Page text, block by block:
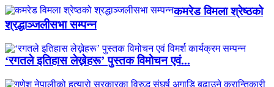
कमरेड विमला श्रेष्ठको
श्रद्धाञ्जलीसभा सम्पन्न
‘रगतले इतिहास लेख्नेहरू’ पुस्तक विमोचन एवं...